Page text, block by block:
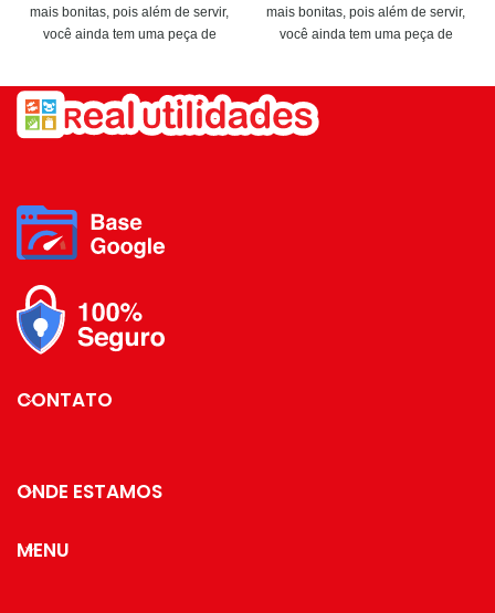
mais bonitas, pois além de servir,
você ainda tem uma peça de
almoço, lanche da tarde ou jantar.
Ela é elegante, conta com um
Dimensões: 9 x 9 x 10cm.
Material: Vidro com Cinta em
Silicone.
mais bonitas, pois além de servir,
você ainda tem uma peça de
almoço, lanche da tarde ou jantar.
Ela é elegante, conta com um
CONTATO
ONDE ESTAMOS
MENU